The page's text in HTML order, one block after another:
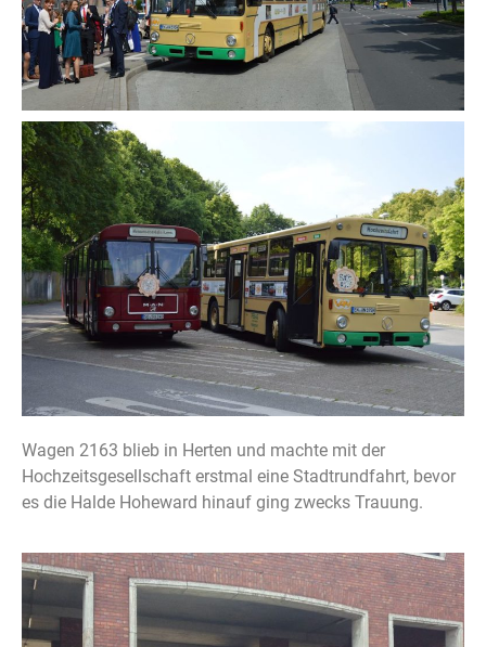
Wagen 2163 blieb in Herten und machte mit der
Hochzeitsgesellschaft erstmal eine Stadtrundfahrt, bevor
es die Halde Hoheward hinauf ging zwecks Trauung.